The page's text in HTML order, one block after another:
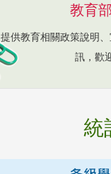
教育
提供教育相關政策說明
訊，歡
統